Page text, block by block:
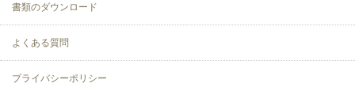
書類のダウンロード
よくある質問
プライバシーポリシー